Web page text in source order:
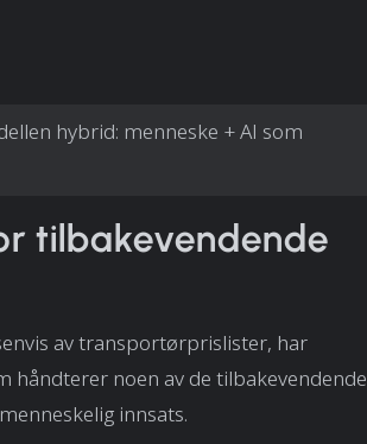
hybrid: menneske + AI som
tilbakevendende
av transportørprislister, har
håndterer noen av de tilbakevendende
innsats.